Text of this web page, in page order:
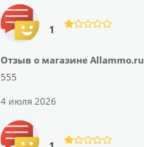
1
Отзыв о магазине Allammo.ru
555
4 июля 2026